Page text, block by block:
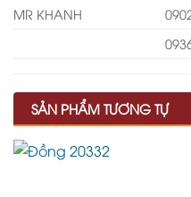
MR KHANH
SẢN PHẨM TƯƠNG TỰ